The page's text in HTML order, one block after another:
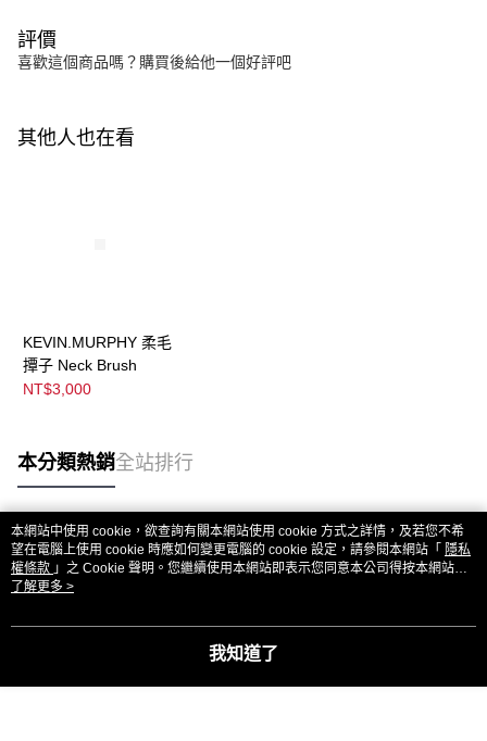
評價
喜歡這個商品嗎？購買後給他一個好評吧
其他人也在看
KEVIN.MURPHY 柔毛
撢子 Neck Brush
NT$3,000
本分類熱銷全站排行
熱門標籤
本網站中使用 cookie，欲查詢有關本網站使用 cookie 方式之詳情，及若您不希
望在電腦上使用 cookie 時應如何變更電腦的 cookie 設定，請參閱本網站「 隱私
權條款 」之 Cookie 聲明。您繼續使用本網站即表示您同意本公司得按本網站使
用條款之 Cookie 聲明使用 cookie。
了解更多 >
我知道了